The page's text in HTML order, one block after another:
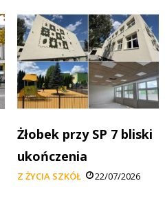
Żłobek przy SP 7 bliski
ukończenia
Z ŻYCIA SZKÓŁ 22/07/2026